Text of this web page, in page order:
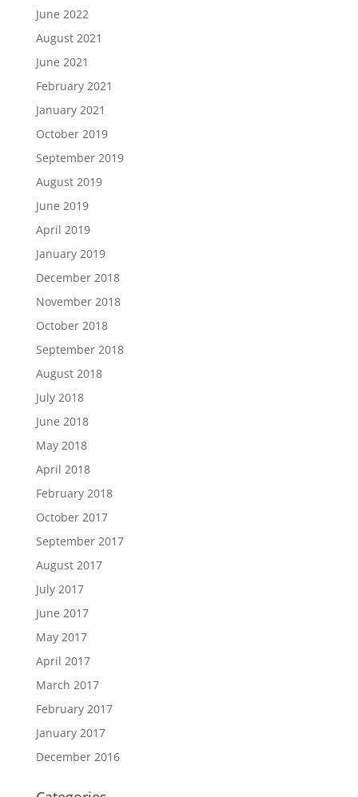
June 2022
August 2021
June 2021
February 2021
January 2021
October 2019
September 2019
August 2019
June 2019
April 2019
January 2019
December 2018
November 2018
October 2018
September 2018
August 2018
July 2018
June 2018
May 2018
April 2018
February 2018
October 2017
September 2017
August 2017
July 2017
June 2017
May 2017
April 2017
March 2017
February 2017
January 2017
December 2016